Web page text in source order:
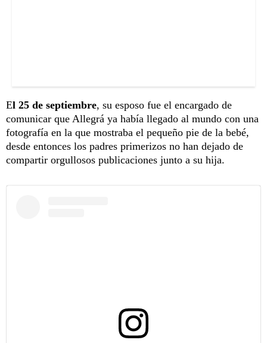
El 25 de septiembre, su esposo fue el encargado de
comunicar que Allegrá ya había llegado al mundo con una
fotografía en la que mostraba el pequeño pie de la bebé,
desde entonces los padres primerizos no han dejado de
compartir orgullosos publicaciones junto a su hija.